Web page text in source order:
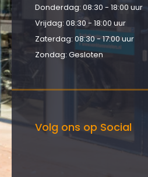
Donderdag: 08:30 - 18:00 uur
Vrijdag: 08:30 - 18:00 uur
Zaterdag: 08:30 - 17:00 uur
Zondag: Gesloten
Volg ons op Social